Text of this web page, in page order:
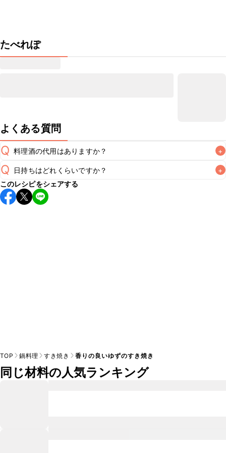
たべれぽ
よくある質問
Q 料理酒の代用はありますか？ +
A
Q 日持ちはどれくらいですか？ +
保存期間は冷蔵で翌日中が目安です。なるべくお早めにお召
し上がりください。
このレシピをシェアする
TOP 鍋料理 すき焼き 香りの良いゆずのすき焼き
同じ材料の人気ランキング